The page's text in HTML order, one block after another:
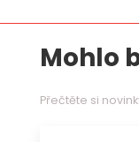
Mohlo
Přečtěte si